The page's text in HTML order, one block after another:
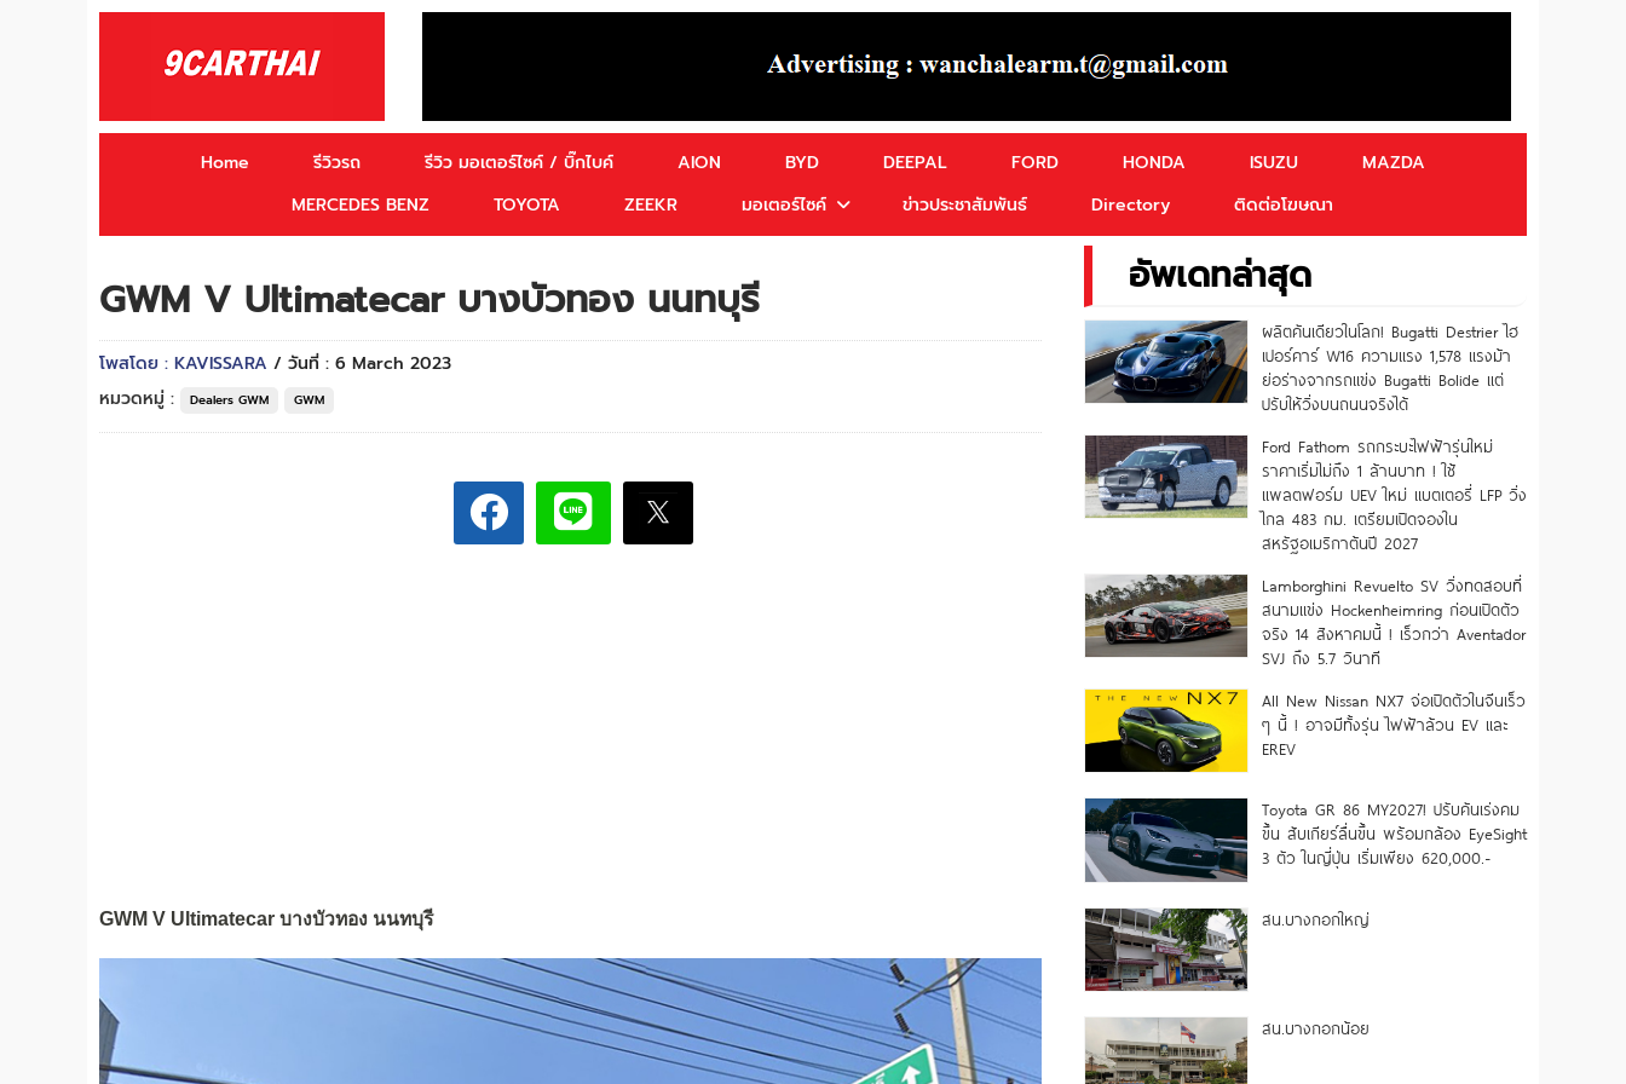
Home รีวิวรถ รีวิว มอเตอร์ไซค์ / บิ๊กไบค์ AION BYD DEEPAL FORD HONDA ISUZU
MAZDA
MERCEDES BENZ
TOYOTA ZEEKR มอเตอร์ไซค์ ข่าวประชาสัมพันธ์ Directory ติดต่อโฆษณา
GWM V Ultimatecar บางบัวทอง นนทบุรี
โพสโดย : KAVISSARA / วันที่ : 6 March 2023
หมวดหมู่ :
Dealers GWM GWM
GWM V Ultimatecar บางบัวทอง นนทบุรี
อัพเดทล่าสุด
ผลิตคันเดียวในโลก! Bugatti Destrier ไฮ
เปอร์คาร์ W16 ความแรง 1,578 แรงม้า
ย่อร่างจากรถแข่ง Bugatti Bolide แต่
ปรับให้วิ่งบนถนนจริงได้
Ford Fathom รถกระบะไฟฟ้ารุ่นใหม่
ราคาเริ่มไม่ถึง 1 ล้านบาท ! ใช้
แพลตฟอร์ม UEV ใหม่ แบตเตอรี่ LFP วิ่ง
ไกล 483 กม. เตรียมเปิดจองใน
สหรัฐอเมริกาต้นปี 2027
Lamborghini Revuelto SV วิ่งทดสอบที่
สนามแข่ง Hockenheimring ก่อนเปิดตัว
จริง 14 สิงหาคมนี้ ! เร็วกว่า Aventador
SVJ ถึง 5.7 วินาที
All New Nissan NX7 จ่อเปิดตัวในจีนเร็ว
ๆ นี้ ! อาจมีทั้งรุ่น ไฟฟ้าล้วน EV และ
EREV
Toyota GR 86 MY2027! ปรับคันเร่งคม
ขึ้น สับเกียร์ลื่นขึ้น พร้อมกล้อง EyeSight
3 ตัว ในญี่ปุ่น เริ่มเพียง 620,000.-
สน.บางกอกใหญ่
สน.บางกอกน้อย